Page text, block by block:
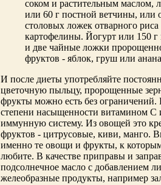
соком и растительным маслом,
или 60 г постной ветчины, или
столовых ложек отварного
картофелины. Йогурт или 150 г
и две чайные ложки
фруктов - яблок, груш или
И после диеты употребляйте
цветочную пыльцу, пророщенные
фрукты можно есть без
степени насыщенности витамином
иммунную систему. Из овощей это
фруктов - цитрусовые, киви, манго.
именно те овощи и фрукты, к
любите. В качестве приправы и
подсолнечное масло с добавлением
желеобразные продукты, например